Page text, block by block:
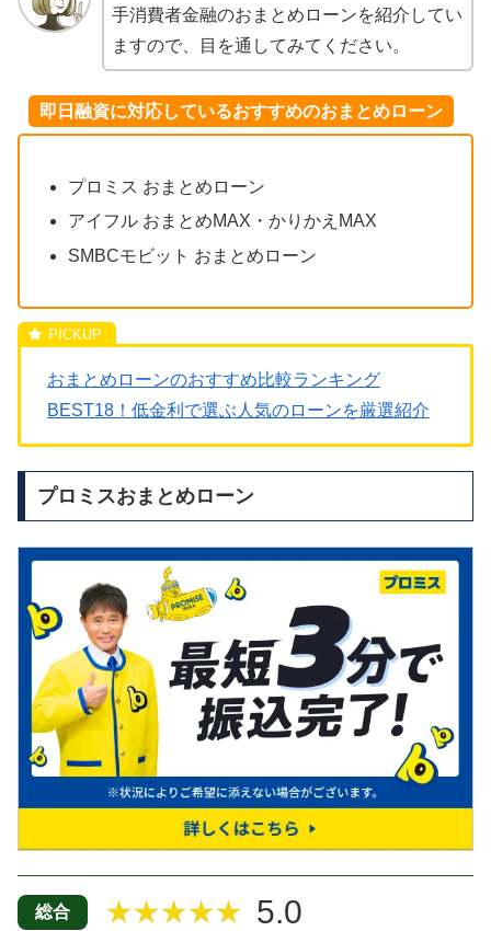
手消費者金融のおまとめローンを紹介してい
ますので、目を通してみてください。
即日融資に対応しているおすすめのおまとめローン
プロミス おまとめローン
アイフル おまとめMAX・かりかえMAX
SMBCモビット おまとめローン
おまとめローンのおすすめ比較ランキング
BEST18！低金利で選ぶ人気のローンを厳選紹介
プロミスおまとめローン
総合 ★★★★★ 5.0